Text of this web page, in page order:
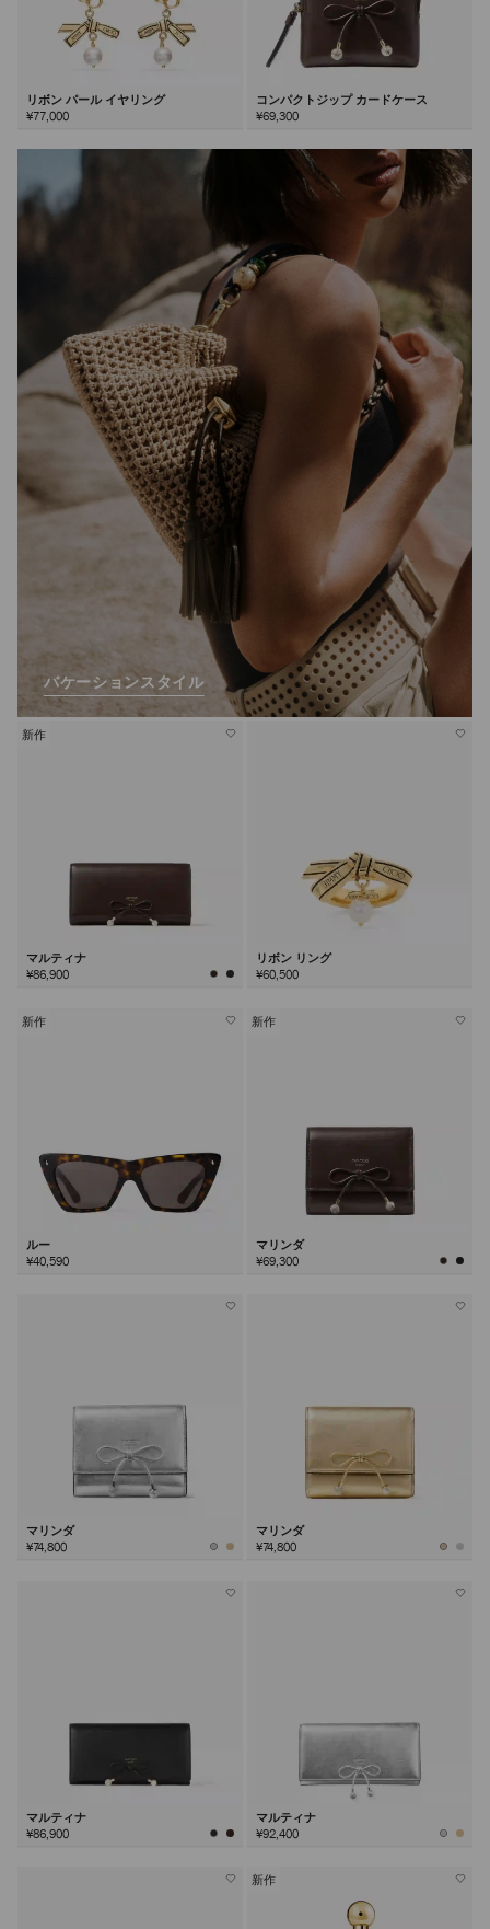
リボン パール イヤリング
¥77,000
コンパクトジップ カードケース
¥69,300
バケーションスタイル
新作
マルティナ
¥86,900
リボン リング
¥60,500
新作
ルー
¥40,590
新作
マリンダ
¥69,300
マリンダ
¥74,800
マリンダ
¥74,800
マルティナ
¥86,900
マルティナ
¥92,400
新作